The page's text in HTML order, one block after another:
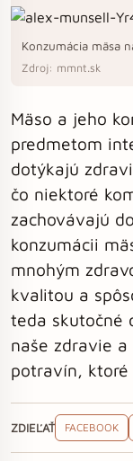
Konzumácia mäsa
Zdroj: mmnt.sk
Mäso a jeho
predmetom
dotýkajú
čo niektoré
zachovávajú
konzumácii
mnohým
kvalitou a
teda skutočné
naše zdravie
potravín, ktoré
ZDIEĽAŤ FACEBOOK